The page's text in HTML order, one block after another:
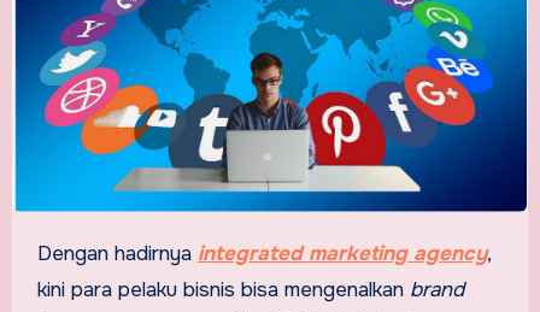
Dengan hadirnya integrated marketing agency,
kini para pelaku bisnis bisa mengenalkan brand